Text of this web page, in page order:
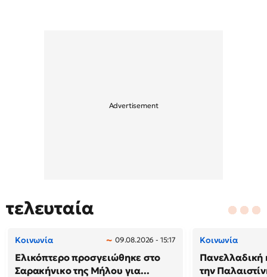
τελευταία
Κοινωνία 09.08.2026 - 15:17
Ελικόπτερο προσγειώθηκε στο
Σαρακήνικο της Μήλου για...
Κοινωνία
Πανελλαδική
την